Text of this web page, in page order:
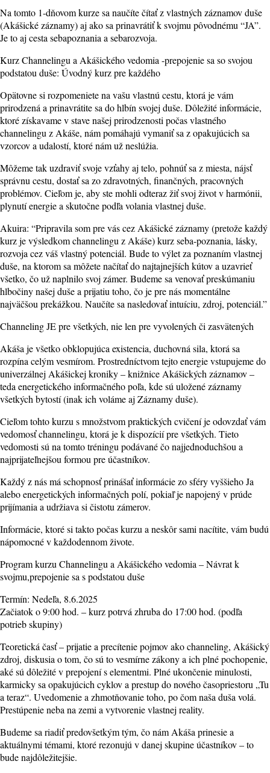
Na tomto 1-dňovom kurze sa naučíte čítať z vlastných záznamov duše
(Akášické záznamy) aj ako sa prinavrátiť k svojmu pôvodnému “JA”.
Je to aj cesta sebapoznania a sebarozvoja.
Kurz Channelingu a Akášického vedomia -prepojenie sa so svojou
podstatou duše: Úvodný kurz pre každého
Opätovne si rozpomeniete na vašu vlastnú cestu, ktorá je vám
prirodzená a prinavrátite sa do hlbín svojej duše. Dôležité informácie,
ktoré získavame v stave našej prirodzenosti počas vlastného
channelingu z Akáše, nám pomáhajú vymaniť sa z opakujúcich sa
vzorcov a udalostí, ktoré nám už neslúžia.
Môžeme tak uzdraviť svoje vzťahy aj telo, pohnúť sa z miesta, nájsť
správnu cestu, dostať sa zo zdravotných, finančných, pracovných
problémov. Cieľom je, aby ste mohli odteraz žiť svoj život v harmónii,
plynutí energie a skutočne podľa volania vlastnej duše.
Akuira: “Pripravila som pre vás cez Akášické záznamy (pretože každý
kurz je výsledkom channelingu z Akáše) kurz seba-poznania, lásky,
rozvoja cez váš vlastný potenciál. Bude to výlet za poznaním vlastnej
duše, na ktorom sa môžete načítať do najtajnejších kútov a uzavrieť
všetko, čo už naplnilo svoj zámer. Budeme sa venovať preskúmaniu
hlbočiny našej duše a prijatiu toho, čo je pre nás momentálne
najväčšou prekážkou. Naučíte sa nasledovať intuíciu, zdroj, potenciál.”
Channeling JE pre všetkých, nie len pre vyvolených či zasvätených
Akáša je všetko obklopujúca existencia, duchovná sila, ktorá sa
rozpína celým vesmírom. Prostredníctvom tejto energie vstupujeme do
univerzálnej Akášickej kroniky – knižnice Akášických záznamov –
teda energetického informačného poľa, kde sú uložené záznamy
všetkých bytostí (inak ich voláme aj Záznamy duše).
Cieľom tohto kurzu s množstvom praktických cvičení je odovzdať vám
vedomosť channelingu, ktorá je k dispozícií pre všetkých. Tieto
vedomosti sú na tomto tréningu podávané čo najjednoduchšou a
najprijateľnejšou formou pre účastníkov.
Každý z nás má schopnosť prinášať informácie zo sféry vyššieho Ja
alebo energetických informačných polí, pokiaľ je napojený v prúde
prijímania a udržiava si čistotu zámerov.
Informácie, ktoré si takto počas kurzu a neskôr sami nacítite, vám budú
nápomocné v každodennom živote.
Program kurzu Channelingu a Akášického vedomia – Návrat k
svojmu,prepojenie sa s podstatou duše
Termín: Nedeľa, 8.6.2025
Začiatok o 9:00 hod. – kurz potrvá zhruba do 17:00 hod. (podľa
potrieb skupiny)
Teoretická časť – prijatie a precítenie pojmov ako channeling, Akášický
zdroj, diskusia o tom, čo sú to vesmírne zákony a ich plné pochopenie,
aké sú dôležité v prepojení s elementmi. Plné ukončenie minulosti,
karmicky sa opakujúcich cyklov a prestup do nového časopriestoru „Tu
a teraz“. Uvedomenie a zhmotňovanie toho, po čom naša duša volá.
Prestúpenie neba na zemi a vytvorenie vlastnej reality.
Budeme sa riadiť predovšetkým tým, čo nám Akáša prinesie a
aktuálnymi témami, ktoré rezonujú v danej skupine účastníkov – to
bude najdôležitejšie.